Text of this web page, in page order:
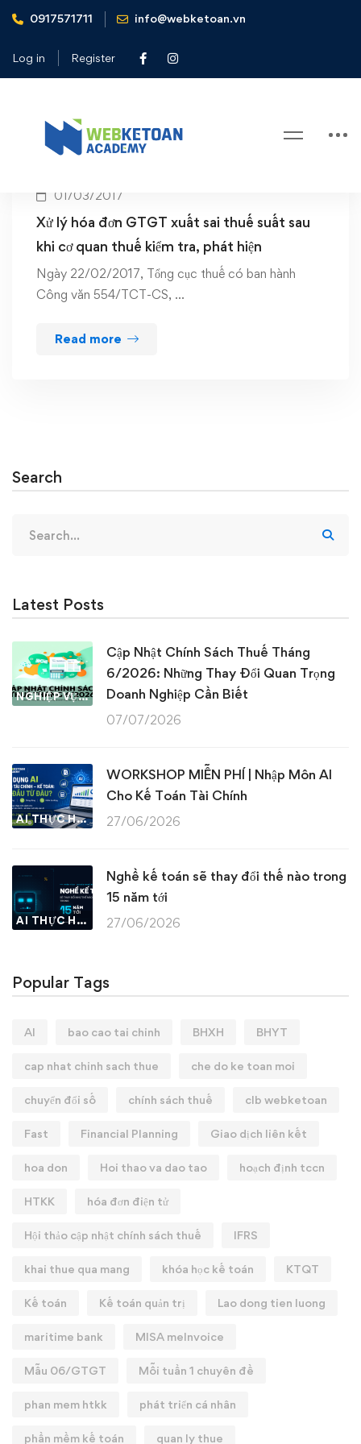
0917571711 info@webketoan.vn
Log in Register
Home cơ quan thuế kiểm tra
Tag: cơ quan thuế kiểm tra
01/03/2017
Xử lý hóa đơn GTGT xuất sai thuế suất sau
khi cơ quan thuế kiểm tra, phát hiện
Ngày 22/02/2017, Tổng cục thuế có ban hành
Công văn 554/TCT-CS, …
Read more
Search
for:
Latest Posts
NGHIỆP VỤ KẾ TOÁN & THUẾ
Cập Nhật Chính Sách Thuế Tháng
6/2026: Những Thay Đổi Quan Trọng
Doanh Nghiệp Cần Biết
07/07/2026
AI THỰC HÀNH
WORKSHOP MIỄN PHÍ | Nhập Môn AI
Cho Kế Toán Tài Chính
27/06/2026
AI THỰC HÀNH
Nghề kế toán sẽ thay đổi thế nào trong
15 năm tới
27/06/2026
Popular Tags
AI bao cao tai chinh BHXH BHYT
cap nhat chinh sach thue che do ke toan moi
chuyển đổi số chính sách thuế clb webketoan
Fast Financial Planning Giao dịch liên kết
hoa don Hoi thao va dao tao hoạch định tccn
HTKK hóa đơn điện tử
Hội thảo cập nhật chính sách thuế IFRS
khai thue qua mang khóa học kế toán KTQT
Kế toán Kế toán quản trị Lao dong tien luong
maritime bank MISA meInvoice
Mẫu 06/GTGT Mỗi tuần 1 chuyên đề
phan mem htkk phát triển cá nhân
phần mềm kế toán quan ly thue